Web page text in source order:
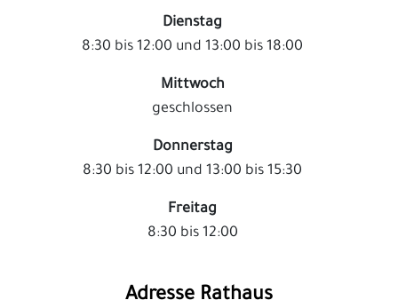
Dienstag
8:30 bis 12:00 und 13:00 bis 18:00
Mittwoch
geschlossen
Donnerstag
8:30 bis 12:00 und 13:00 bis 15:30
Freitag
8:30 bis 12:00
Adresse Rathaus